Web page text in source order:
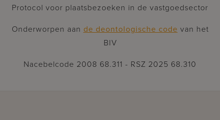
Protocol voor plaatsbezoeken in de vastgoedsector
Onderworpen aan de deontologische code van het
BIV
Nacebelcode 2008 68.311 - RSZ 2025 68.310